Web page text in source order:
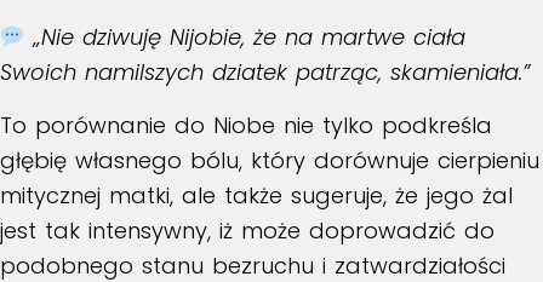
„Nie dziwuję Nijobie, że na martwe ciała
Swoich namilszych dziatek patrząc, skamieniała.”
To porównanie do Niobe nie tylko podkreśla
głębię własnego bólu, który dorównuje cierpieniu
mitycznej matki, ale także sugeruje, że jego żal
jest tak intensywny, iż może doprowadzić do
podobnego stanu bezruchu i zatwardziałości